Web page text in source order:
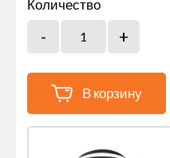
Количество
В корзину